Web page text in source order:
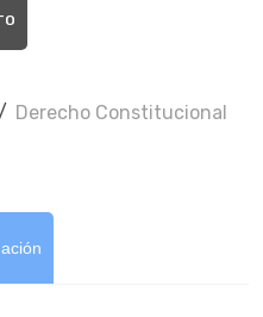
Derecho Constitucional